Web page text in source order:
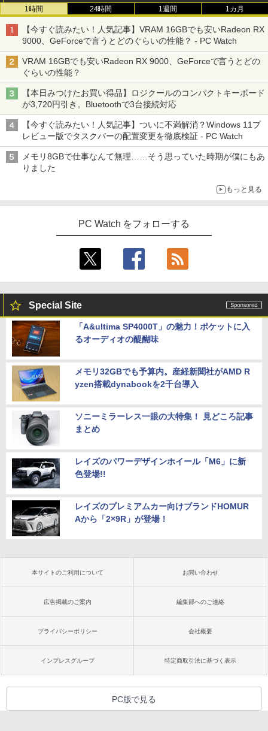
1時間 24時間 1週間 1カ月
【今すぐ読みたい！人気記事】VRAM 16GBでも安いRadeon RX
9000、GeForceで言うとどのぐらいの性能？ - PC Watch
VRAM 16GBでも安いRadeon RX 9000、GeForceで言うとどの
ぐらいの性能？
【本日みつけたお買い得品】ロジクールのコンパクトキーボード
が3,720円引き。Bluetoothで3台接続対応
【今すぐ読みたい！人気記事】ついに不満解消？Windows 11プ
レビュー版でタスクバーの配置変更を徹底検証 - PC Watch
メモリ8GBで仕事なんて無理……そう思っていた時期が僕にもあ
りました
もっと見る
PC Watch をフォローする
Special Site
「A&ultima SP4000T」の魅力！ポケットに入
るオーディオの醍醐味
メモリ32GBでも予算内。産経新聞社がAMD R
yzen搭載dynabookを2千台導入
ソニーミラーレス一眼の大特集！ 見どころ記事
まとめ
レイズのパワーデザインホイール「M6」に新
色登場!!
レイズのプレミアムカー向けブランドHOMUR
Aから「2×9R」が登場！
本サイトのご利用について お問い合わせ
広告掲載のご案内 編集部へのご連絡
プライバシーポリシー 会社概要
インプレスグループ 特定商取引法に基づく表示
PC版で見る